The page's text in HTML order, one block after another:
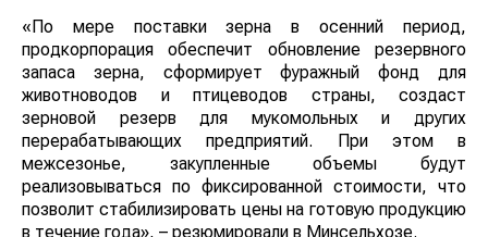
«По мере поставки зерна в осенний период,
продкорпорация обеспечит обновление резервного
запаса зерна, сформирует фуражный фонд для
животноводов и птицеводов страны, создаст
зерновой резерв для мукомольных и других
перерабатывающих предприятий. При этом в
межсезонье, закупленные объемы будут
реализовываться по фиксированной стоимости, что
позволит стабилизировать цены на готовую продукцию
в течение года», – резюмировали в Минсельхозе.